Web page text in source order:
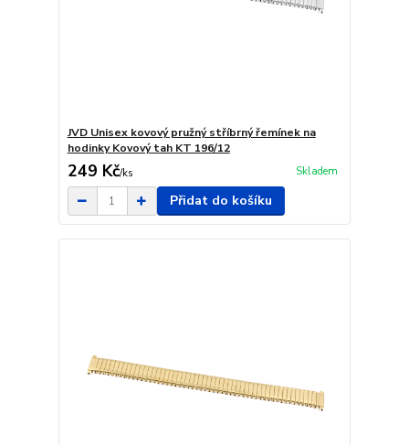
JVD Unisex kovový pružný stříbrný řemínek na
hodinky Kovový tah KT 196/12
249 Kč/ks Skladem
Přidat do košíku